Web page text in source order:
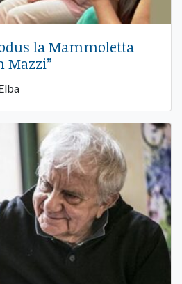
la Mammoletta
Mazzi”